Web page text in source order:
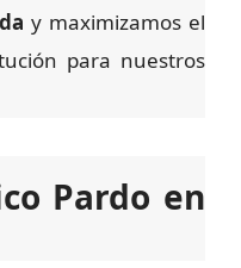
y maximizamos el
para nuestros
Pardo en